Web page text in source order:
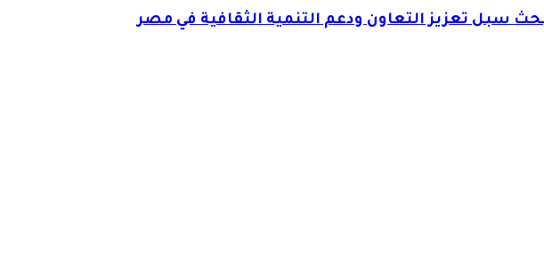
سبل تعزيز التعاون ودعم التنمية الثقافية في مصر